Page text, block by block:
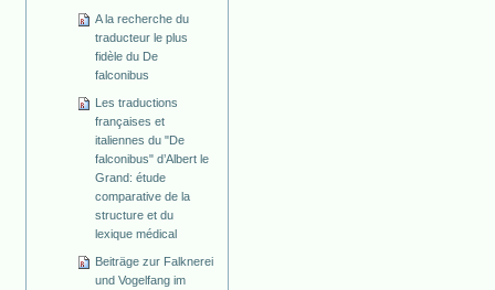
A la recherche du
traducteur le plus
fidèle du De
falconibus
Les traductions
françaises et
italiennes du "De
falconibus" d’Albert le
Grand: étude
comparative de la
structure et du
lexique médical
Beiträge zur Falknerei
und Vogelfang im